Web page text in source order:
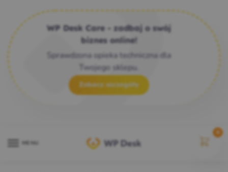
WP Desk Care - zadbaj o swój
biznes online!
Sprawdzona opieka techniczna dla
Twojego sklepu.
Zobacz szczegóły